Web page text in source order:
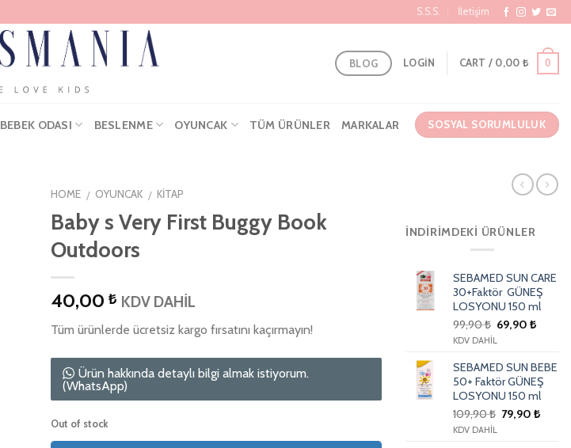
S.S.S. İletişim
BLOG LOGIN CART / 0,00 ₺ 0
BEBEK ODASI BESLENME OYUNCAK TÜM ÜRÜNLER MARKALAR SOSYAL SORUMLULUK
HOME / OYUNCAK / KITAP
Baby s Very First Buggy Book
Outdoors
40,00 ₺ KDV DAHİL
Tüm ürünlerde ücretsiz kargo fırsatını kaçırmayın!
Ürün hakkında detaylı bilgi almak istiyorum.
(WhatsApp)
Out of stock
İNDIRIMDEKI ÜRÜNLER
SEBAMED SUN CARE
30+Faktör GÜNEŞ
LOSYONU 150 ml
99,90₺ 69,90₺
KDV DAHİL
SEBAMED SUN BEBE
50+ Faktör GÜNEŞ
LOSYONU 150 ml
109,90₺ 79,90₺
KDV DAHİL